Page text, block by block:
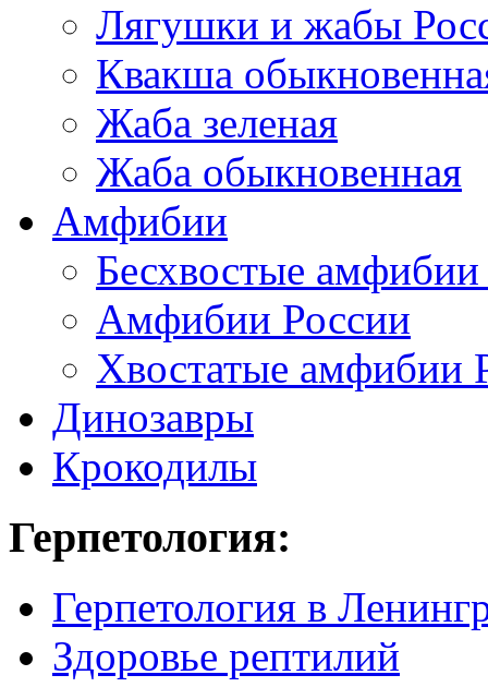
Лягушки и жабы
Квакша
Жаба зеленая
Жаба обыкновенная
Амфибии
Бесхвостые
Амфибии России
Хвостатые амфибии
Динозавры
Крокодилы
Герпетология:
Герпетология в
Здоровье рептилий